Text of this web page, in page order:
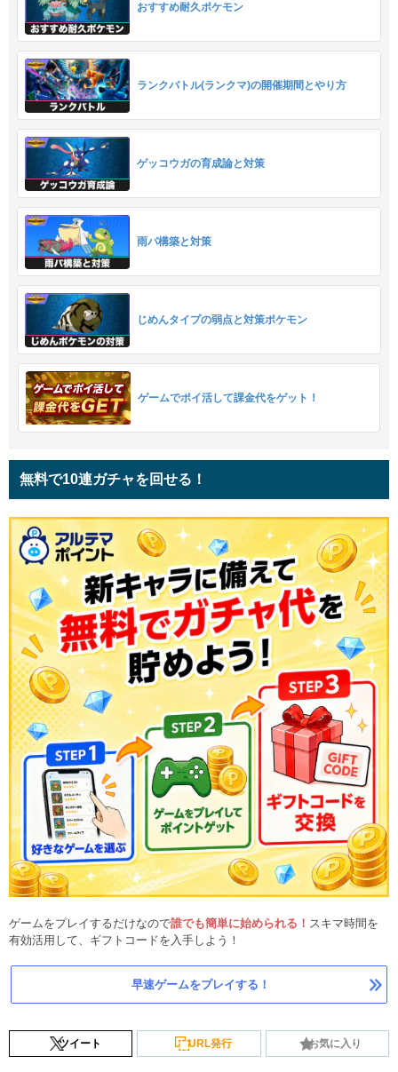
おすすめ耐久ポケモン
ランクバトル(ランクマ)の開催期間とやり方
ゲッコウガの育成論と対策
雨パ構築と対策
じめんタイプの弱点と対策ポケモン
ゲームでポイ活して課金代をゲット！
無料で10連ガチャを回せる！
ゲームをプレイするだけなので誰でも簡単に始められる！ スキマ時間を
有効活用して、ギフトコードを入手しよう！
早速ゲームをプレイする！
ツイート URL発行 お気に入り